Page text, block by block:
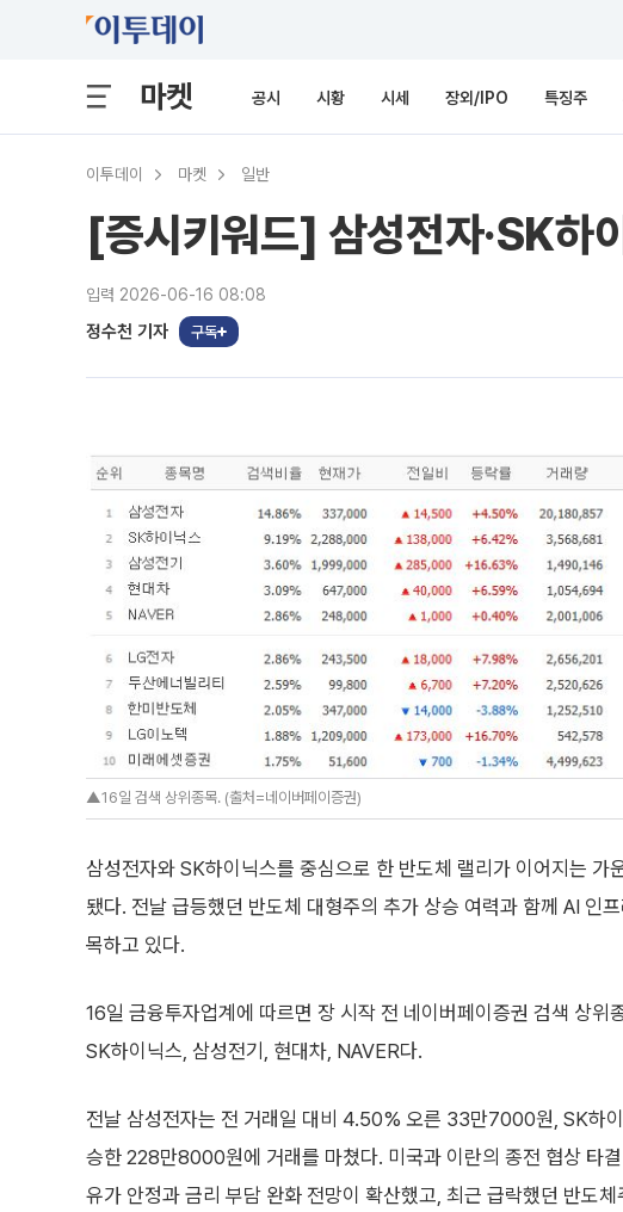
마켓 공시 시황 시세 장외/IPO 특징주
이투데이 마켓 일반
[증시키워드] 삼성전자·SK하
입력 2026-06-16 08:08
정수천 기자 구독
▲16일 검색 상위종목. (출처=네이버페이증권)
삼성전자와 SK하이닉스를 중심으로 한 반도체 랠리가 이어지는
됐다. 전날 급등했던 반도체 대형주의 추가 상승 여력과 함께 AI 인
목하고 있다.
16일 금융투자업계에 따르면 장 시작 전 네이버페이증권 검색 상위
SK하이닉스, 삼성전기, 현대차, NAVER다.
전날 삼성전자는 전 거래일 대비 4.50% 오른 33만7000원, SK하
승한 228만8000원에 거래를 마쳤다. 미국과 이란의 종전 협상 타
유가 안정과 금리 부담 완화 전망이 확산했고, 최근 급락했던 반도체